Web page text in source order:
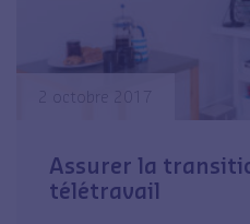
2 octobre 2017
Assurer la
télétravail